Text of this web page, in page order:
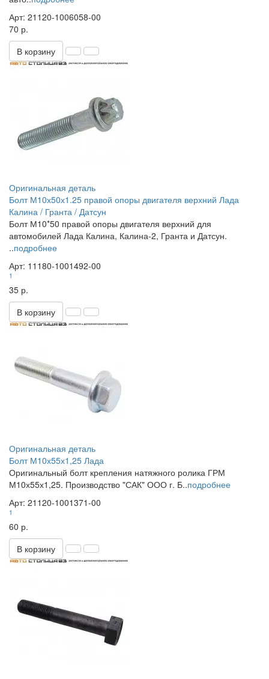
Арт: 21120-1006058-00
70 р.
В корзину
Оригинальная деталь
Болт М10х50х1.25 правой опоры двигателя верхний Лада
Калина / Гранта / Датсун
Болт М10*50 правой опоры двигателя верхний для
автомобилей Лада Калина, Калина-2, Гранта и Датсун.
..подробнее
Арт: 11180-1001492-00
1
35 р.
В корзину
Оригинальная деталь
Болт М10х55х1,25 Лада
Оригинальный болт крепления натяжного ролика ГРМ
М10х55х1,25. Производство "САК" ООО г. Б..подробнее
Арт: 21120-1001371-00
1
60 р.
В корзину